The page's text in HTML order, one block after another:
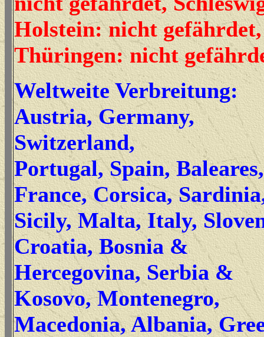
Holstein: nicht gefährdet,
Thüringen: nicht
Weltweite Verbreitung:
Austria, Germany,
Switzerland,
Portugal, Spain, Baleares,
France, Corsica,
Sicily, Malta, Italy,
Croatia, Bosnia &
Hercegovina, Serbia &
Kosovo, Montenegro,
Macedonia, Albania,